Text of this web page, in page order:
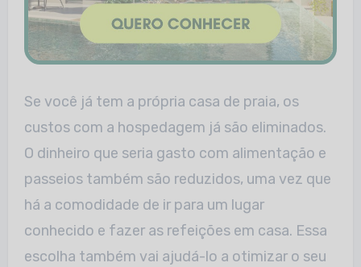
Se você já tem a própria casa de praia, os
custos com a hospedagem já são eliminados.
O dinheiro que seria gasto com alimentação e
passeios também são reduzidos, uma vez que
há a comodidade de ir para um lugar
conhecido e fazer as refeições em casa. Essa
escolha também vai ajudá-lo a otimizar o seu